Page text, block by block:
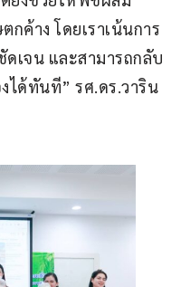
ค้าง โดยเราเน้นการ
เจน และสามารถกลับ
ได้ทันที” รศ.ดร.วาริน